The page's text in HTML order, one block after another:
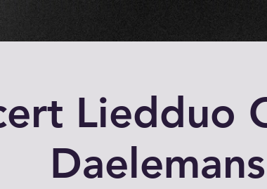
Liedduo
Daelemans